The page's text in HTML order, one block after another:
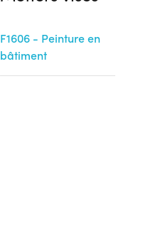
F1606 - Peinture en
bâtiment